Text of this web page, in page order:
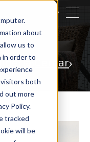
about
us to
in order to
both
out more
Policy.
tracked
will be
CERRAR
Cercar